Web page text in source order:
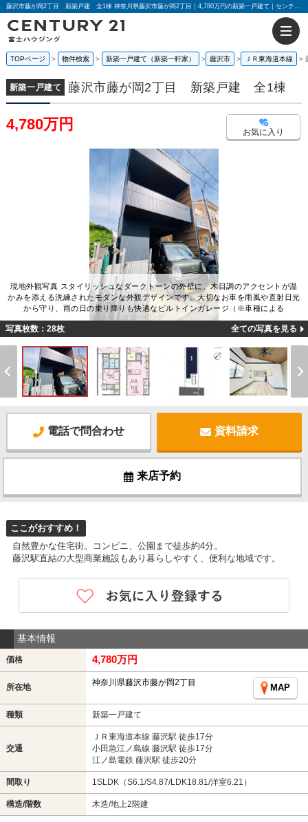
藤沢市藤が岡2丁目 新築戸建 全1棟 神奈川県藤沢市藤が岡2丁目｜4,780万円の新築一戸建て｜センチュリー21富士ハウジング
TOPページ 物件検索 新築一戸建て（新築一軒家） 藤沢市 ＪＲ東海道本線
新築一戸建て 藤沢市藤が岡2丁目 新築戸建 全1棟
4,780万円 お気に入り
現地外観写真 スタイリッシュなダークトーンの外壁に、木目調のアクセントが温
かみを添える洗練されたモダンな外観デザインです。大切なお車を雨風や直射日光
から守り、雨の日の乗り降りも快適なビルトインガレージ（※車種による
写真枚数：28枚 全ての写真を見る
電話で問合わせ 資料請求
来店予約
ここがおすすめ！
自然豊かな住宅街。コンビニ、公園まで徒歩約4分。
藤沢駅直結の大型商業施設もあり暮らしやすく、便利な地域です。
基本情報
価格 4,780万円
所在地 神奈川県藤沢市藤が岡2丁目
MAP
種類 新築一戸建て
交通
ＪＲ東海道本線 藤沢駅 徒歩17分
小田急江ノ島線 藤沢駅 徒歩17分
江ノ島電鉄 藤沢駅 徒歩20分
間取り 1SLDK（S6.1/S4.87/LDK18.81/洋室6.21）
構造/階数 木造/地上2階建